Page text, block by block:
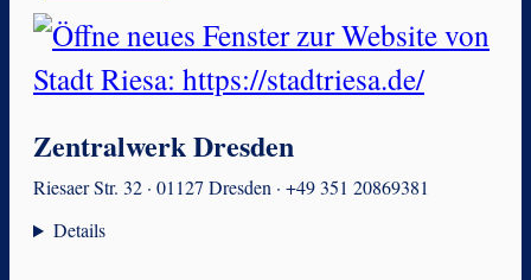
Zentralwerk Dresden
Riesaer Str. 32 · 01127 Dresden · +49 351 20869381
Details